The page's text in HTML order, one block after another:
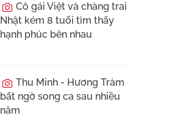
Cô gái Việt và chàng trai
Nhật kém 8 tuổi tìm thấy
hạnh phúc bên nhau
Thu Minh - Hương Tràm
bất ngờ song ca sau nhiều
năm